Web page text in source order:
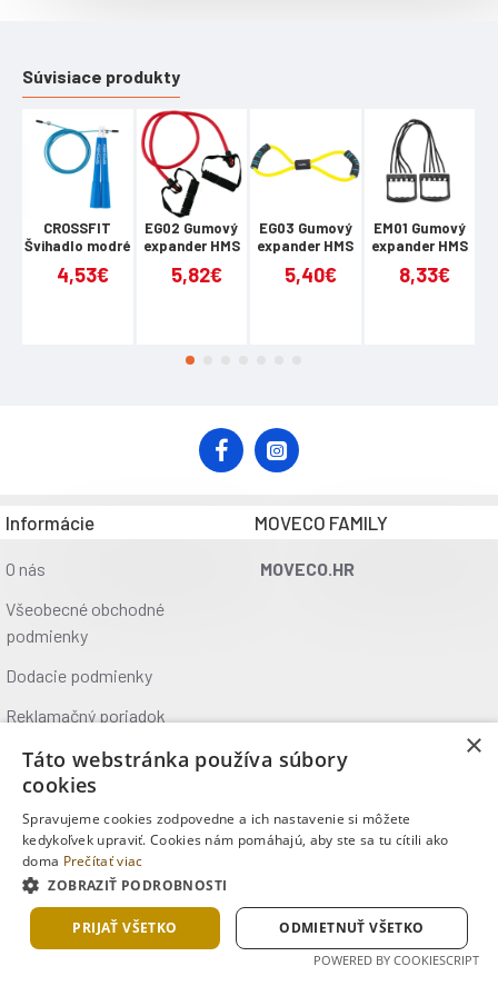
Súvisiace produkty
CROSSFIT
Švihadlo modré
4,53€
EG02 Gumový
expander HMS
5,82€
EG03 Gumový
expander HMS
5,40€
EM01 Gumový
expander HMS
8,33€
Informácie
O nás
Všeobecné obchodné
podmienky
Dodacie podmienky
Reklamačný poriadok
Ochrana údajov
Kontakt
Kde nás nájdete
MOVECO FAMILY
MOVECO.HR
Copyright © 2025, MOVECO s.r.o., Všetky práva vyhradené
×
Táto webstránka používa súbory
cookies
Spravujeme cookies zodpovedne a ich nastavenie si môžete
kedykoľvek upraviť. Cookies nám pomáhajú, aby ste sa tu cítili ako
doma Prečítať viac
ZOBRAZIŤ PODROBNOSTI
PRIJAŤ VŠETKO ODMIETNUŤ VŠETKO
POWERED BY COOKIESCRIPT